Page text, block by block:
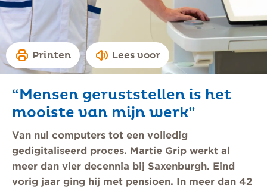
Printen Lees voor
“Mensen geruststellen is het
mooiste van mijn werk”
Van nul computers tot een volledig
gedigitaliseerd proces. Martie Grip werkt al
meer dan vier decennia bij Saxenburgh. Eind
vorig jaar ging hij met pensioen. In meer dan 42